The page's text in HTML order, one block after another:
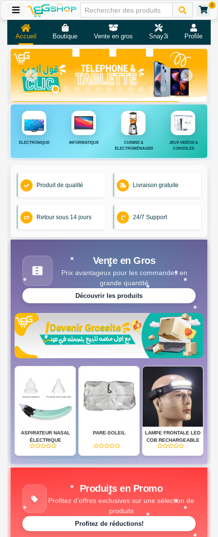
0
Accueil Boutique Vente en gros Snay3i Profile
ÉLECTRONIQUE INFORMATIQUE
CUISINE &
ÉLECTROMÉNAGER
JEUX VIDÉOS &
CONSOLES
Produit de qualité Livraison gratuite
Retour sous 14 jours 24/7 Support
Vente en Gros
Prix avantageux pour les commandes en
grande quantité
Découvrir les produits
ASPIRATEUR NASAL
ÉLECTRIQUE
(0)
PARE-SOLEIL
(0)
LAMPE FRONTALE LED
COB RECHARGEABLE
(0)
Produits en Promo
Profitez d’offres exclusives sur une sélection de
produits
Profitez de réductions!